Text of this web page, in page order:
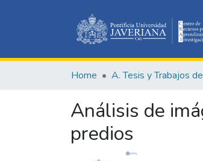
Home A. Tesis y Trabajos
Análisis de
predios